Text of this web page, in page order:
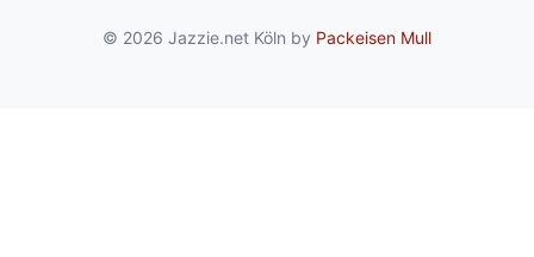
© 2026 Jazzie.net Köln by Packeisen Mull